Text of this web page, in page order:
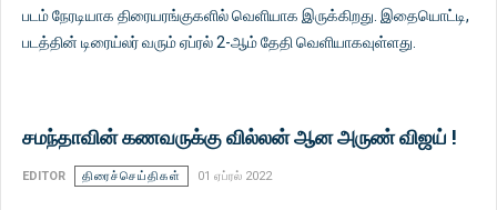
படம் நேரடியாக திரையரங்குகளில் வெளியாக இருக்கிறது. இதையொட்டி,
படத்தின் டிரைய்லர் வரும் ஏப்ரல் 2-ஆம் தேதி வெளியாகவுள்ளது.
சமந்தாவின் கணவருக்கு வில்லன் ஆன அருண் விஜய் !
EDITOR திரைச்செய்திகள் 01 ஏப்ரல் 2022